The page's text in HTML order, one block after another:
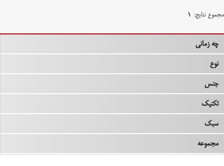
مجموع نتایج: ۱
چه زمانی
نوع
جنس
تکنیک
سبک
مجموعه